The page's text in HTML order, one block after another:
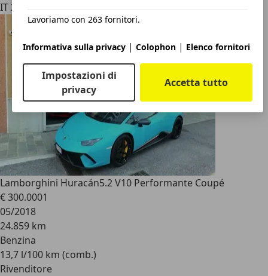
Lavoriamo con 263 fornitori.
Informativa sulla privacy | Colophon | Elenco fornitori
Impostazioni di
privacy
Accetta tutto
IT 24052
Lamborghini Huracán5.2 V10 Performante Coupé
€ 300.0001
05/2018
24.859 km
Benzina
13,7 l/100 km (comb.)
Rivenditore